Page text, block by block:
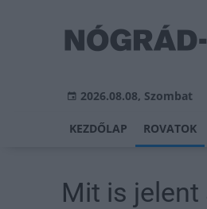
2026.08.08, Szombat
KEZDŐLAP ROVATOK
Mit is jelent